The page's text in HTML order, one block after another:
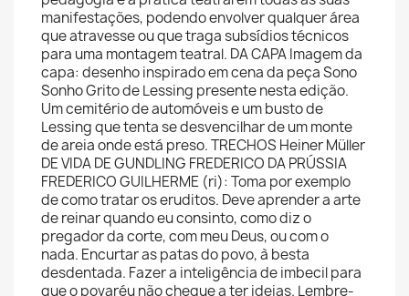
manifestações, podendo envolver qualquer área
que atravesse ou que traga subsídios técnicos
para uma montagem teatral. DA CAPA Imagem da
capa: desenho inspirado em cena da peça Sono
Sonho Grito de Lessing presente nesta edição.
Um cemitério de automóveis e um busto de
Lessing que tenta se desvencilhar de um monte
de areia onde está preso. TRECHOS Heiner Müller
DE VIDA DE GUNDLING FREDERICO DA PRÚSSIA
FREDERICO GUILHERME (ri): Toma por exemplo
de como tratar os eruditos. Deve aprender a arte
de reinar quando eu consinto, como diz o
pregador da corte, com meu Deus, ou com o
nada. Encurtar as patas do povo, à besta
desdentada. Fazer a inteligência de imbecil para
que o povaréu não chegue a ter ideias. Lembre-